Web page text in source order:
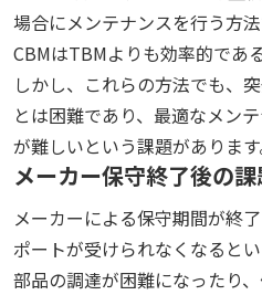
場合にメンテナンスを行う方法
CBMはTBMよりも効率的であ
しかし、これらの方法でも、
とは困難であり、最適なメン
が難しいという課題があります
メーカー保守終了後の
メーカーによる保守期間が終
ポートが受けられなくなるとい
部品の調達が困難になったり